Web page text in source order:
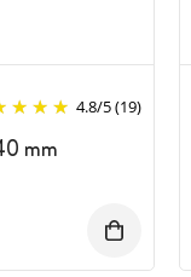
4.8/5(19)
mm